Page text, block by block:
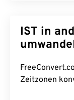
IST in
Zeitzonen